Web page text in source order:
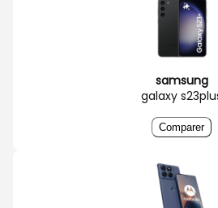
samsung
galaxy
Comparer